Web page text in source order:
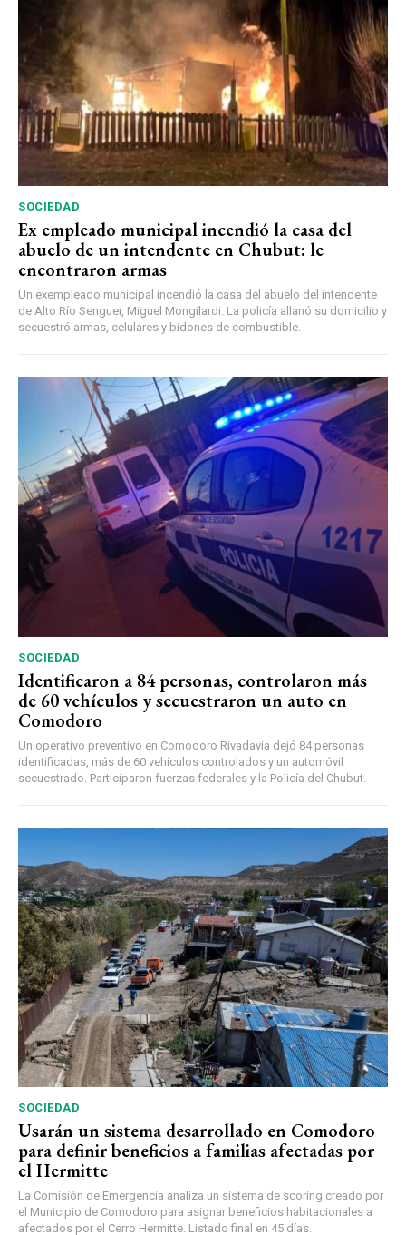
SOCIEDAD
Ex empleado municipal incendió la casa del
abuelo de un intendente en Chubut: le
encontraron armas
Un exempleado municipal incendió la casa del abuelo del intendente
de Alto Río Senguer, Miguel Mongilardi. La policía allanó su domicilio y
secuestró armas, celulares y bidones de combustible.
SOCIEDAD
Identificaron a 84 personas, controlaron más
de 60 vehículos y secuestraron un auto en
Comodoro
Un operativo preventivo en Comodoro Rivadavia dejó 84 personas
identificadas, más de 60 vehículos controlados y un automóvil
secuestrado. Participaron fuerzas federales y la Policía del Chubut.
SOCIEDAD
Usarán un sistema desarrollado en Comodoro
para definir beneficios a familias afectadas por
el Hermitte
La Comisión de Emergencia analiza un sistema de scoring creado por
el Municipio de Comodoro para asignar beneficios habitacionales a
afectados por el Cerro Hermitte. Listado final en 45 días.